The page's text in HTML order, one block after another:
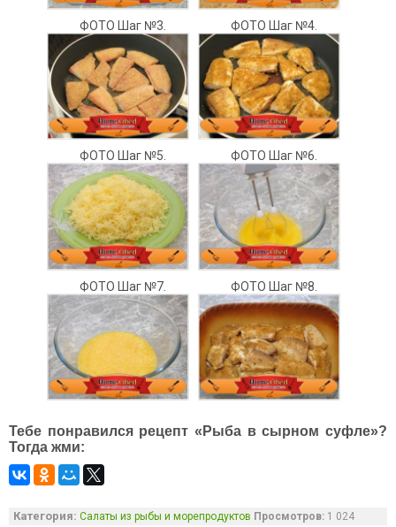
ФОТО Шаг №3. ФОТО Шаг №4.
ФОТО Шаг №5. ФОТО Шаг №6.
ФОТО Шаг №7. ФОТО Шаг №8.
Тебе понравился рецепт «Рыба в сырном суфле»?
Тогда жми:
Категория: Салаты из рыбы и морепродуктов Просмотров: 1 024